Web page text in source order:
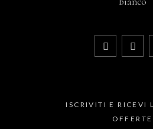
ISCRIVITI E RICEVI
OFFERTE